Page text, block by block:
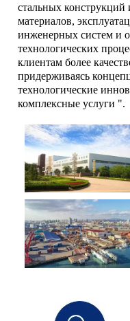
стальных
материалов,
инженерных систем и
технологических
клиентам более
придерживаясь
технологические
комплексные услуги ".